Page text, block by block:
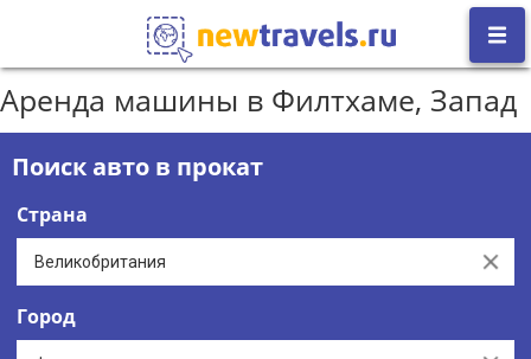
Аренда машины в Филтхаме, Запад
Поиск авто в прокат
Страна
Clear
Город